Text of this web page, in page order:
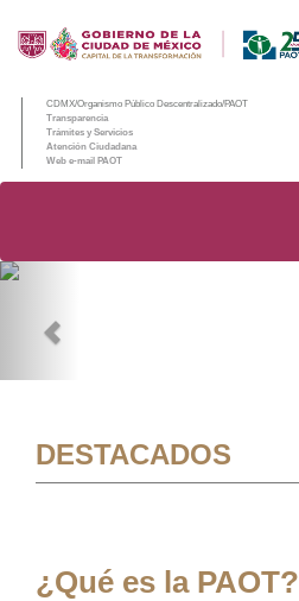
CDMX/Organismo Público Descentralizado/PAOT
Transparencia
Trámites y Servicios
Atención Ciudadana
Web e-mail PAOT
DESTACADOS
¿Qué es la PAOT?